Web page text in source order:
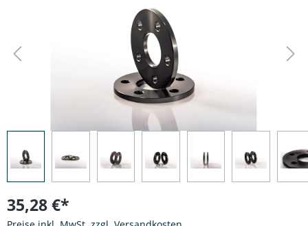
35,28 €*